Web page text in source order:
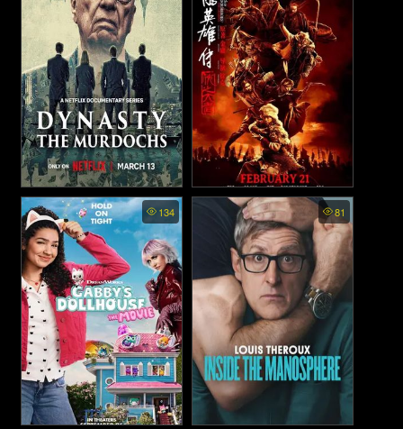
Dynasty The Murdochs พากย์
ไทย - ไดนาสตี้ ตระกูลเม
อร์ด็อค (2026)
The Legend of the Condor
Heroes The Gallants - มังกร
หยก จอมยุทธ์ผู้ยิ่งใหญ่ (2025)
134 81